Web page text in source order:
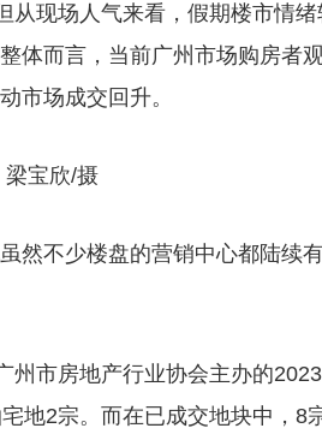
从现场人气来看，假期楼市情
体而言，当前广州市场购房者
市场成交回升。
梁宝欣/摄
然不少楼盘的营销中心都陆续
州市房地产行业协会主办的
地2宗。而在已成交地块中，8